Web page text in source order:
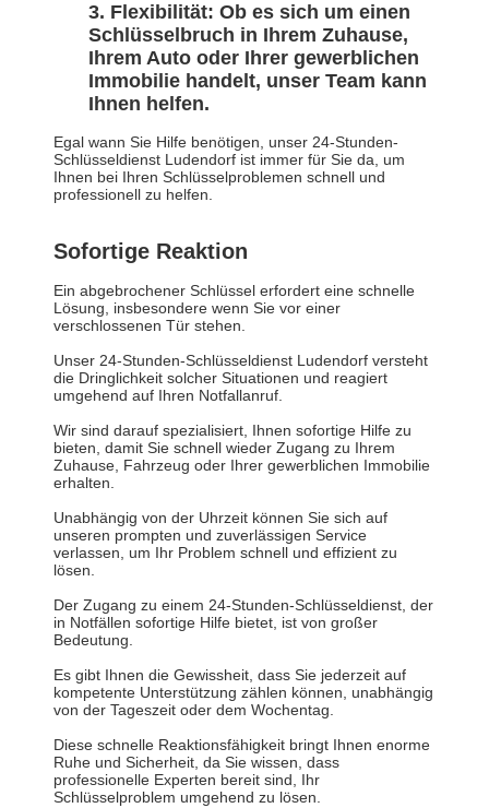
Flexibilität: Ob es sich um einen
Schlüsselbruch in Ihrem Zuhause,
Ihrem Auto oder Ihrer gewerblichen
Immobilie handelt, unser Team kann
Ihnen helfen.
Egal wann Sie Hilfe benötigen, unser 24-Stunden-
Schlüsseldienst Ludendorf ist immer für Sie da, um
Ihnen bei Ihren Schlüsselproblemen schnell und
professionell zu helfen.
Sofortige Reaktion
Ein abgebrochener Schlüssel erfordert eine schnelle
Lösung, insbesondere wenn Sie vor einer
verschlossenen Tür stehen.
Unser 24-Stunden-Schlüsseldienst Ludendorf versteht
die Dringlichkeit solcher Situationen und reagiert
umgehend auf Ihren Notfallanruf.
Wir sind darauf spezialisiert, Ihnen sofortige Hilfe zu
bieten, damit Sie schnell wieder Zugang zu Ihrem
Zuhause, Fahrzeug oder Ihrer gewerblichen Immobilie
erhalten.
Unabhängig von der Uhrzeit können Sie sich auf
unseren prompten und zuverlässigen Service
verlassen, um Ihr Problem schnell und effizient zu
lösen.
Der Zugang zu einem 24-Stunden-Schlüsseldienst, der
in Notfällen sofortige Hilfe bietet, ist von großer
Bedeutung.
Es gibt Ihnen die Gewissheit, dass Sie jederzeit auf
kompetente Unterstützung zählen können, unabhängig
von der Tageszeit oder dem Wochentag.
Diese schnelle Reaktionsfähigkeit bringt Ihnen enorme
Ruhe und Sicherheit, da Sie wissen, dass
professionelle Experten bereit sind, Ihr
Schlüsselproblem umgehend zu lösen.